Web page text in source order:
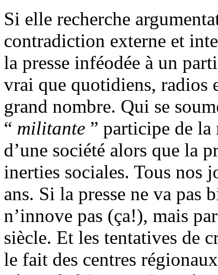
Si elle recherche
contradiction externe et
la presse inféodée à un
vrai que quotidiens, radios
grand nombre. Qui se
“ militante ” participe de
d’une société alors que la
inerties sociales. Tous nos
ans. Si la presse ne va pas
n’innove pas (ça!), mais
siècle. Et les tentatives de
le fait des centres